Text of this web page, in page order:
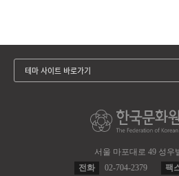
서울 마포대로 49 성우
전화
02-704-2379 팩
테마 사이트 바로가기